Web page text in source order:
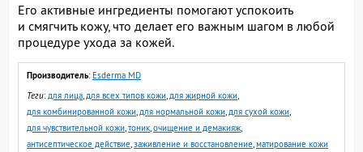
Его активные ингредиенты помогают успокоить
и смягчить кожу, что делает его важным шагом в любой
процедуре ухода за кожей.
Производитель: Esderma MD
Теги:для лица,для всех типов кожи,для жирной кожи,
для комбинированной кожи,для нормальной кожи,для сухой кожи,
для чувствительной кожи,тоник,очищение и демакияж,
антисептическое действие,заживление и восстановление,матирование кожи